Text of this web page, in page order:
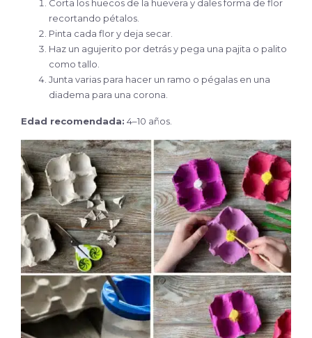
Corta los huecos de la huevera y dales forma de flor
recortando pétalos.
Pinta cada flor y deja secar.
Haz un agujerito por detrás y pega una pajita o palito
como tallo.
Junta varias para hacer un ramo o pégalas en una
diadema para una corona.
Edad recomendada: 4–10 años.